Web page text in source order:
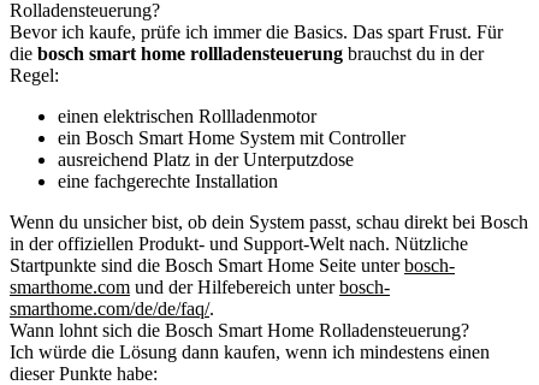
Rolladensteuerung?
Bevor ich kaufe, prüfe ich immer die Basics. Das spart Frust. Für
die bosch smart home rollladensteuerung brauchst du in der
Regel:
einen elektrischen Rollladenmotor
ein Bosch Smart Home System mit Controller
ausreichend Platz in der Unterputzdose
eine fachgerechte Installation
Wenn du unsicher bist, ob dein System passt, schau direkt bei Bosch
in der offiziellen Produkt- und Support-Welt nach. Nützliche
Startpunkte sind die Bosch Smart Home Seite unterbosch-
smarthome.com und der Hilfebereich unterbosch-
smarthome.com/de/de/faq/.
Wann lohnt sich die Bosch Smart Home Rolladensteuerung?
Ich würde die Lösung dann kaufen, wenn ich mindestens einen
dieser Punkte habe: